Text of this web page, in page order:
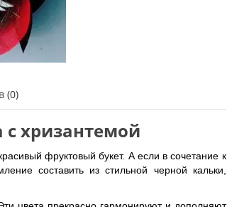
(0)
хризантемой
фруктовый букет. А если в сочетание к
составить из стильной черной кальки,